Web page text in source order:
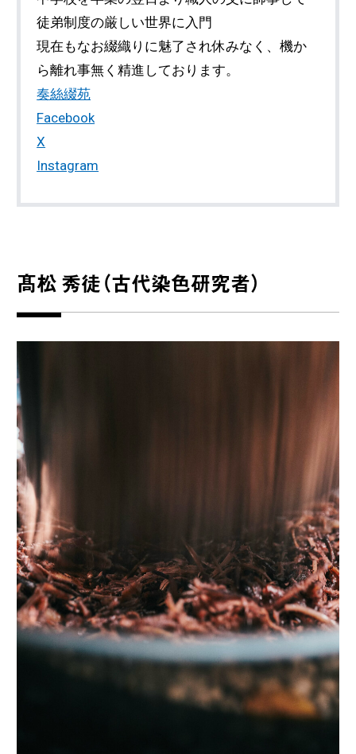
徒弟制度の厳しい世界に入門
現在もなお綴織りに魅了され休みなく、機か
ら離れ事無く精進しております。
奏絲綴苑
Facebook
X
Instagram
髙松 秀徒（古代染色研究者）